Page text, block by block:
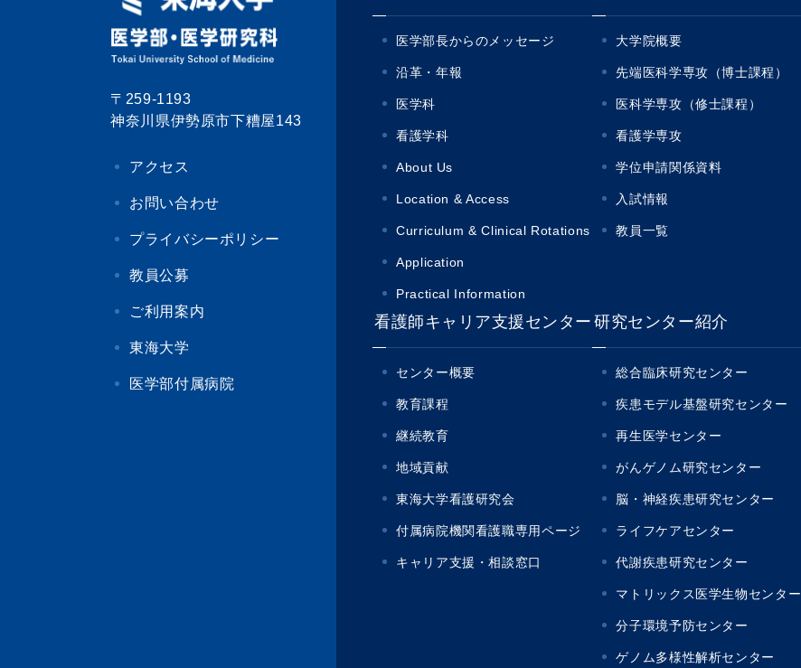
〒259-1193
神奈川県伊勢原市下糟屋143
アクセス
お問い合わせ
プライバシーポリシー
教員公募
ご利用案内
東海大学
医学部付属病院
医学部長からのメッセージ
沿革・年報
医学科
看護学科
About Us
Location & Access
Curriculum & Clinical Rotations
Application
Practical Information
大学院概要
先端医科学専攻（博士課程）
医科学専攻（修士課程）
看護学専攻
学位申請関係資料
入試情報
教員一覧
看護師キャリア支援センター
センター概要
教育課程
継続教育
地域貢献
東海大学看護研究会
付属病院機関看護職専用ページ
キャリア支援・相談窓口
研究センター紹介
総合臨床研究センター
疾患モデル基盤研究センター
再生医学センター
がんゲノム研究センター
脳・神経疾患研究センター
ライフケアセンター
代謝疾患研究センター
マトリックス医学生物センター
分子環境予防センター
ゲノム多様性解析センター